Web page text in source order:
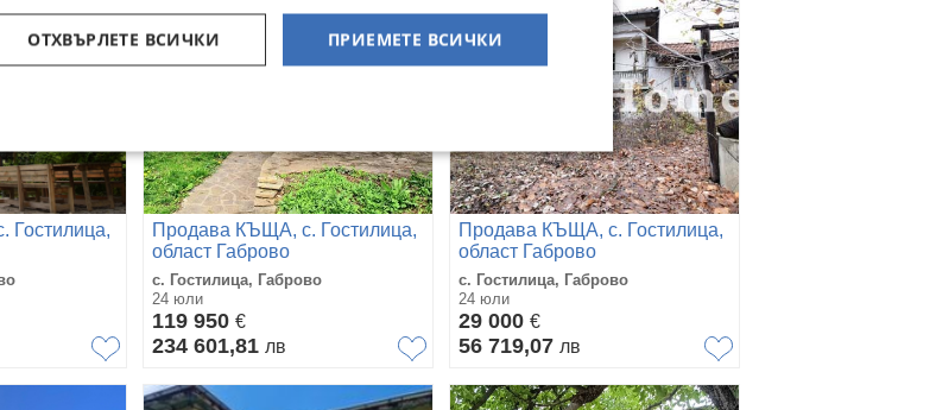
Гостилица,
Продава КЪЩА, с. Гостилица,
област Габрово
с. Гостилица, Габрово
24 юли
119 950 €
234 601,81 лв
Продава КЪЩА, с. Гостилица,
област Габрово
с. Гостилица, Габрово
24 юли
29 000 €
56 719,07 лв
ПРИЕМЕТЕ ВСИЧКИ
ОТХВЪРЛЕТЕ ВСИЧКИ